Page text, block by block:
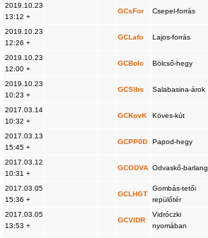
2019.10.23
13:12 +
GCsFor Csepel-forrás
2019.10.23
12:26 +
GCLafo Lajos-forrás
2019.10.23
12:00 +
GCBolc Bölcső-hegy
2019.10.23
10:23 +
GCSlbs Salabasina-árok
2017.03.14
10:32 +
GCKovK Köves-kút
2017.03.13
15:45 +
GCPP0D Papod-hegy
2017.03.12
10:31 +
GCODVA Odvaskő-barlang
2017.03.05
15:36 +
GCLHGT
Gombás-tetői
repülőtér
2017.03.05
13:53 +
GCVIDR
Vidróczki
nyomában